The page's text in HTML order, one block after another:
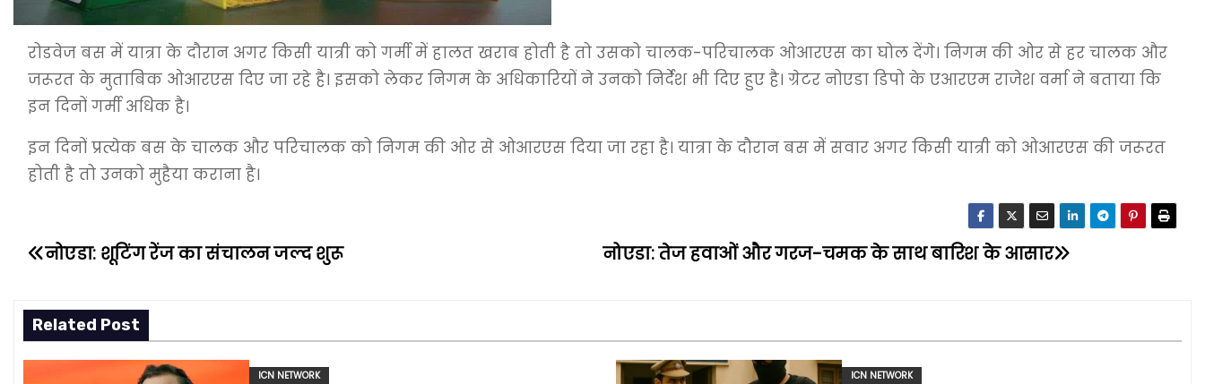
रोडवेज बस में यात्रा के दौरान अगर किसी यात्री को गर्मी में हालत खराब होती है तो उसको चालक-परिचालक ओआरएस का घोल देंगे। निगम की ओर से हर चालक और
जरूरत के मुताबिक ओआरएस दिए जा रहे है। इसको लेकर निगम के अधिकारियों ने उनको निर्देश भी दिए हुए है। ग्रेटर नोएडा डिपो के एआरएम राजेश वर्मा ने बताया कि
इन दिनों गर्मी अधिक है।
इन दिनों प्रत्येक बस के चालक और परिचालक को निगम की ओर से ओआरएस दिया जा रहा है। यात्रा के दौरान बस में सवार अगर किसी यात्री को ओआरएस की जरूरत
होती है तो उनको मुहैया कराना है।
P
s
नोएडा: तेज हवाओं और गरज-चमक के साथ बारिश के आसार
नोएडा: शूटिंग रेंज का संचालन जल्द शुरू
Related Post
ICN NETWORK ICN NETWORK